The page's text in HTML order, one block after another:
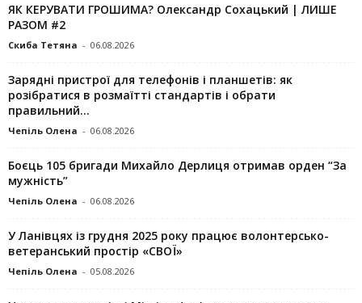
ЯК КЕРУВАТИ ГРОШИМА? Олександр Сохацький | ЛИШЕ
РАЗОМ #2
Скиба Тетяна - 06.08.2026
Зарядні пристрої для телефонів і планшетів: як
розібратися в розмаїтті стандартів і обрати
правильний...
Чепіль Олена - 06.08.2026
Боєць 105 бригади Михайло Дерлиця отримав орден “За
мужність”
Чепіль Олена - 06.08.2026
У Ланівцях із грудня 2025 року працює волонтерсько-
ветеранський простір «СВОЇ»
Чепіль Олена - 05.08.2026